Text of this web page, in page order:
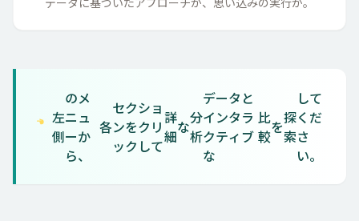
左
側
のメ
ニュ
ーか
ら、
各
セクショ
ンをクリ
ックして
詳
細な分
析
データと
インタラ
クティブ
な
比
較を探
索
して
くだ
さ
い。